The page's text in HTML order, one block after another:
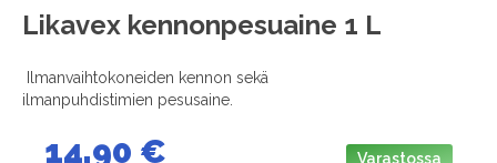
Likavex kennonpesuaine 1 L
Ilmanvaihtokoneiden kennon sekä
ilmanpuhdistimien pesusaine.
14,90 € Varastossa
Skip
to
beginning
of
images